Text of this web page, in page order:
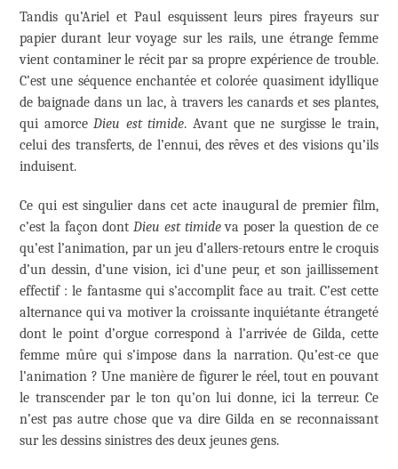
Tandis qu’Ariel et Paul esquissent leurs pires frayeurs sur
papier durant leur voyage sur les rails, une étrange femme
vient contaminer le récit par sa propre expérience de trouble.
C’est une séquence enchantée et colorée quasiment idyllique
de baignade dans un lac, à travers les canards et ses plantes,
qui amorceDieu est timide. Avant que ne surgisse le train,
celui des transferts, de l’ennui, des rêves et des visions qu’ils
induisent.
Ce qui est singulier dans cet acte inaugural de premier film,
c’est la façon dont Dieu est timideva poser la question de ce
qu’est l’animation, par un jeu d’allers-retours entre le croquis
d’un dessin, d’une vision, ici d’une peur, et son jaillissement
effectif : le fantasme qui s’accomplit face au trait. C’est cette
alternance qui va motiver la croissante inquiétante étrangeté
dont le point d’orgue correspond à l’arrivée de Gilda, cette
femme mûre qui s’impose dans la narration. Qu’est-ce que
l’animation ? Une manière de figurer le réel, tout en pouvant
le transcender par le ton qu’on lui donne, ici la terreur. Ce
n’est pas autre chose que va dire Gilda en se reconnaissant
sur les dessins sinistres des deux jeunes gens.